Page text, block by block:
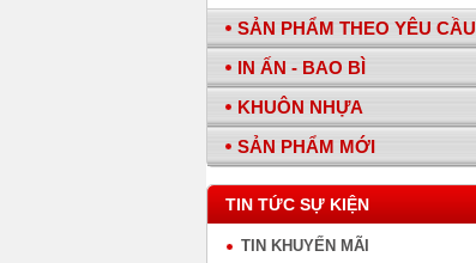
SẢN PHẨM THEO YÊU CẦU
IN ẤN - BAO BÌ
KHUÔN NHỰA
SẢN PHẨM MỚI
TIN TỨC SỰ KIỆN
TIN KHUYẾN MÃI